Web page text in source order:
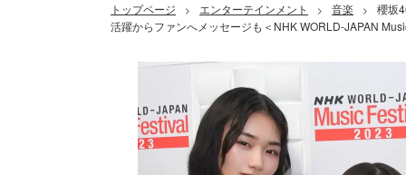
トップページ > エンターテインメント > 音楽 >
櫻坂
活躍からファンへメッセージも＜NHK WORLD-JAPAN